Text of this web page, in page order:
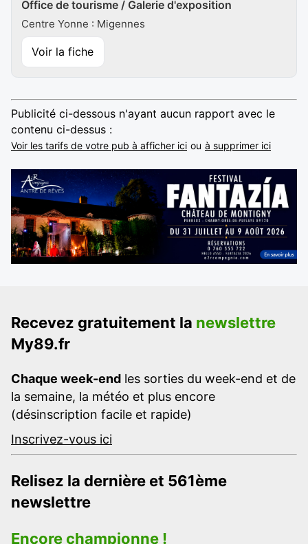
Office de tourisme / Galerie d'exposition
Centre Yonne : Migennes
Voir la fiche
Publicité ci-dessous n'ayant aucun rapport avec le
contenu ci-dessus :
Voir les tarifs de votre pub à afficher ici ou à supprimer ici
Recevez gratuitement la newslettre
My89.fr
Chaque week-end les sorties du week-end et de
la semaine, la météo et plus encore
(désinscription facile et rapide)
Inscrivez-vous ici
Relisez la dernière et 561ème
newslettre
Encore championne !